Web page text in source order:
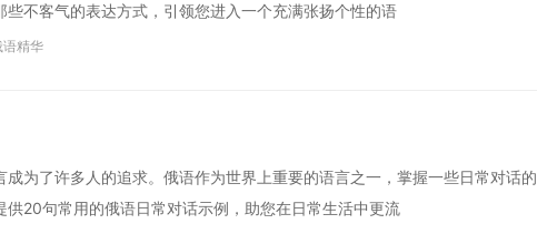
不客气的表达方式，引领您进入一个充满张扬个性的语
语精华
为了许多人的追求。俄语作为世界上重要的语言之一，掌握一些日常对话的
20句常用的俄语日常对话示例，助您在日常生活中更流